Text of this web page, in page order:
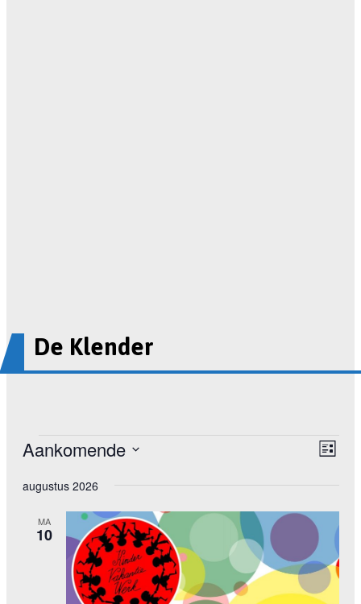
De Klender